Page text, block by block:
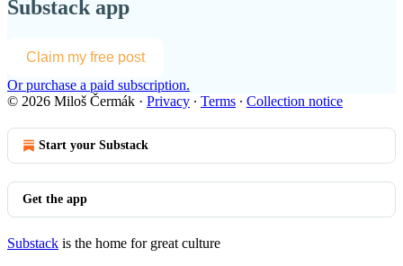
Substack app
Claim my free post
Or purchase a paid subscription.
© 2026 Miloš Čermák · Privacy ∙ Terms ∙ Collection notice
Start your Substack
Get the app
Substack is the home for great culture